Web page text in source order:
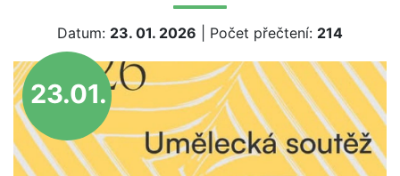
Datum: 23. 01. 2026 | Počet přečtení: 214
23.01.